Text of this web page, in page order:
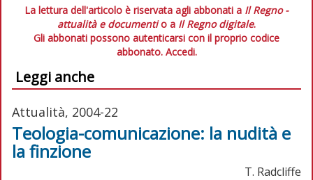
La lettura dell'articolo è riservata agli abbonati a Il Regno -
attualità e documentio a Il Regno digitale.
Gli abbonati possono autenticarsi con il proprio codice
abbonato. Accedi.
Leggi anche
Attualità, 2004-22
Teologia-comunicazione: la nudità e
la finzione
T. Radcliffe